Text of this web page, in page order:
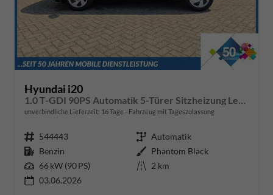
Hyundai i20
unverbindliche Lieferzeit: 16 Tage Fahrzeug mit Tageszulassung
Fahrzeugnr. 544443 Getriebe Automatik
Kraftstoff Benzin Außenfarbe Phantom Black
Leistung 66 kW (90 PS) Kilometerstand 2 km
03.06.2026